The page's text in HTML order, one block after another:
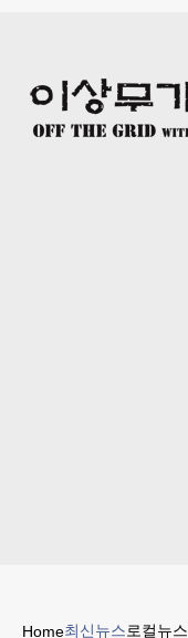
Home최신뉴스로컬뉴스